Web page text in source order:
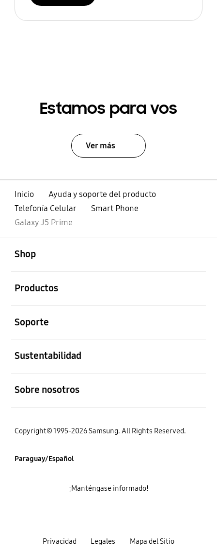
Estamos para vos
Ver más
Inicio
Ayuda y soporte del producto
Telefonía Celular
Smart Phone
Galaxy J5 Prime
Shop
Productos
Soporte
Sustentabilidad
Sobre nosotros
Copyright© 1995-2026 Samsung. All Rights Reserved.
Paraguay/Español
Privacidad Legales Mapa del Sitio
¡Manténgase informado!